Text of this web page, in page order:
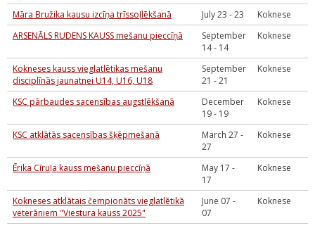
Māra Bružika kausu izcīņa trīssoļlēkšanā July 23 - 23
Koknese
ARSENĀLS RUDENS KAUSS mešanu pieccīņā
September
14 - 14
Koknese
Kokneses kauss vieglatlētikas mešanu
disciplīnās jaunatnei U14, U16, U18
September
21 - 21
Koknese
KSC pārbaudes sacensības augstlēkšanā
December
19 - 19
Koknese
KSC atklātās sacensības šķēpmešanā
March 27 -
27
Koknese
Ērika Cīruļa kauss mešanu pieccīņā
May 17 -
17
Koknese
Kokneses atklātais čempionāts vieglatlētikā
veterāniem "Viestura kauss 2025"
June 07 -
07
Koknese